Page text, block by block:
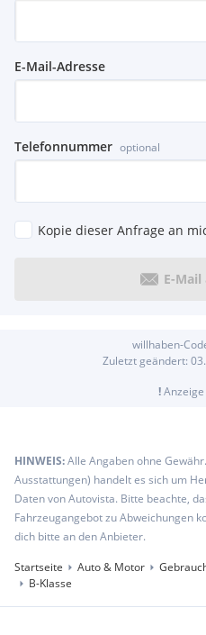
E-Mail-Adresse
Telefonnummer optional
Kopie dieser Anfrage an
E-Mail
willhaben-
Zuletzt geändert:
!
HINWEIS:Alle Angaben ohne
Ausstattungen) handelt es sich um
Daten von Autovista. Bitte beachte,
Fahrzeugangebot zu Abweichungen
dich bitte an den Anbieter.
Startseite
Auto & Motor
B-Klasse